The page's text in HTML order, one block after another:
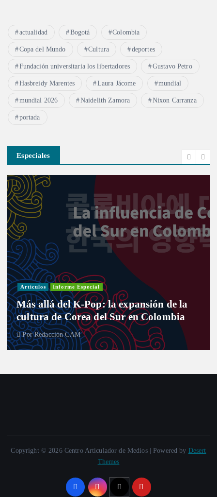
actualidad Bogotá Colombia
Copa del Mundo Cultura deportes
Fundación universitaria los libertadores Gustavo Petro
Hasbreidy Marentes Laura Jácome mundial
mundial 2026 Naidelith Zamora Nixon Carranza
portada
Especiales
de la
Colombia
Investigación
Informe Especial
Entre curules y violencia
desafío de las mujeres
Congreso
PorRedacción CAM
Copyright © 2026 Centro Articulador de Medios | Powered by Desert
Themes